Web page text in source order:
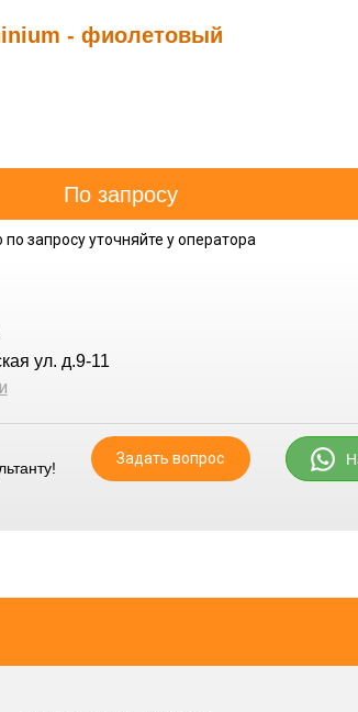
- фиолетовый
запросу уточняйте у оператора
ул. д.9-11
Задать вопрос